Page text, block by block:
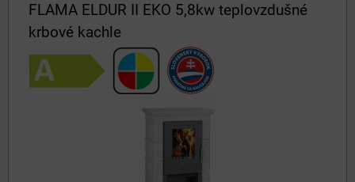
FLAMA ELDUR II EKO 5,8kw teplovzdušné
krbové kachle